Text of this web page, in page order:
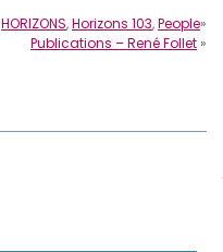
HORIZONS,Horizons 103,People»
Publications – René Follet »